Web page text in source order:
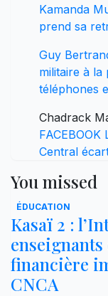
Kamanda
prend sa
Guy
militaire à
téléphones
Chadrack
Central
You missed
ÉDUCATION
Kasaï 2 :
financière
CNCA